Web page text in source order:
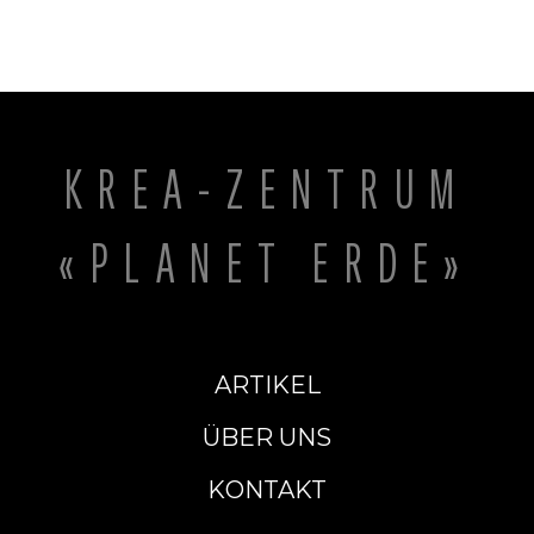
evidence of Saharan megalakes: a synthesis,
Quaternary Science Reviews 276:1–20, 2022 ǀ
Drake et al., ref. 14, p. 17.
KREA-ZENTRUM
«PLANET ERDE»
ARTIKEL
ÜBER UNS
KONTAKT